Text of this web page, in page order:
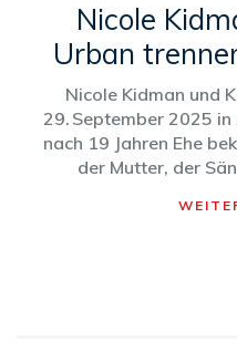
Nicole
Urban
Nicole Kidman und
29. September 2025
nach 19 Jahren Ehe
der Mutter, der